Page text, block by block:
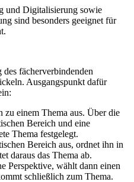
und Digitalisierung sowie
sind besonders geeignet für
fächerverbindenden
Ausgangspunkt dafür
zu einem Thema aus. Über die
Bereich und eine
Thema festgelegt.
Bereich aus, ordnet ihn in
daraus das Thema ab.
Perspektive, wählt dann einen
schließlich zum Thema.